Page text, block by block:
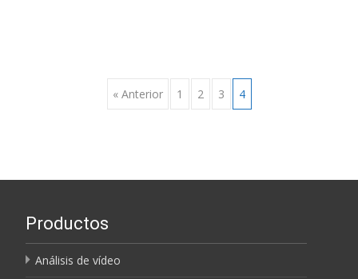
Navegación
« Anterior 1 2 3 4
Productos
Análisis de vídeo